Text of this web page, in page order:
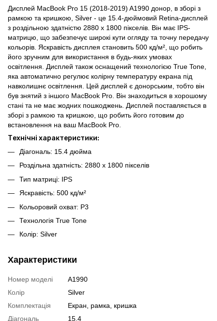
Дисплей MacBook Pro 15 (2018-2019) A1990 донор, в зборі з
рамкою та кришкою, Silver - це 15.4-дюймовий Retina-дисплей
з роздільною здатністю 2880 x 1800 пікселів. Він має IPS-
матрицю, що забезпечує широкі кути огляду та точну передачу
кольорів. Яскравість дисплея становить 500 кд/м², що робить
його зручним для використання в будь-яких умовах
освітлення. Дисплей також оснащений технологією True Tone,
яка автоматично регулює колірну температуру екрана під
навколишнє освітлення. Цей дисплей є донорським, тобто він
був знятий з іншого MacBook Pro. Він знаходиться в хорошому
стані та не має жодних пошкоджень. Дисплей поставляється в
зборі з рамкою та кришкою, що робить його готовим до
встановлення на ваш MacBook Pro.
Технічні характеристики:
Діагональ: 15.4 дюйма
Роздільна здатність: 2880 x 1800 пікселів
Тип матриці: IPS
Яскравість: 500 кд/м²
Кольоровий охват: P3
Технологія True Tone
Колір: Silver
Характеристики
Номер моделі
A1990
Колір
Silver
Комплектація
Екран, рамка, кришка
Діагональ
15.4